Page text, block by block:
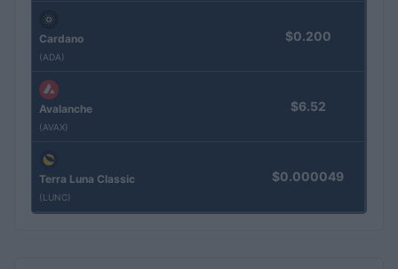
Cardano
(ADA)
$0.200
Avalanche
(AVAX)
$6.52
Terra Luna Classic
(LUNC)
$0.000049